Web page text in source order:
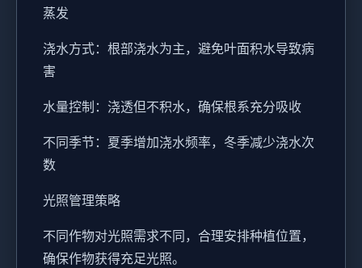
蒸发
浇水方式：根部浇水为主，避免叶面积水导致病
害
水量控制：浇透但不积水，确保根系充分吸收
不同季节：夏季增加浇水频率，冬季减少浇水次
数
光照管理策略
不同作物对光照需求不同，合理安排种植位置，
确保作物获得充足光照。